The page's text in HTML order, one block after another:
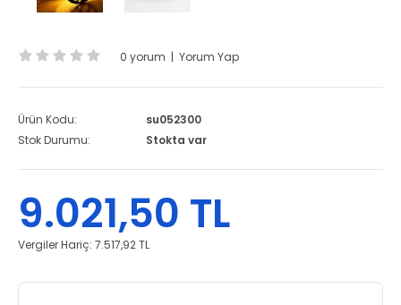
0 yorum | Yorum Yap
Ürün Kodu:
su052300
Stok Durumu:
Stokta var
9.021,50 TL
Vergiler Hariç: 7.517,92 TL